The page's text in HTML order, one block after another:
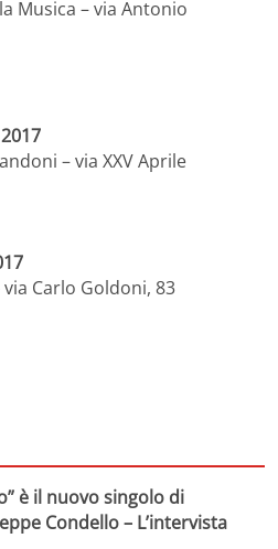
Musica – via Antonio
– via XXV Aprile
Carlo Goldoni, 83
è il nuovo singolo di
Condello – L’intervista